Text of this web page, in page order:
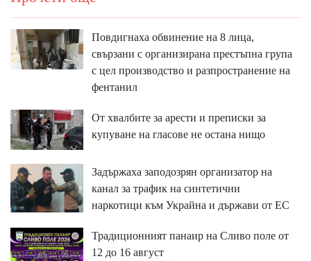
Повдигнаха обвинение на 8 лица,
свързани с организирана престъпна група
с цел производство и разпространение на
фентанил
От хвалбите за арести и преписки за
купуване на гласове не остана нищо
Задържаха заподозрян организатор на
канал за трафик на синтетични
наркотици към Украйна и държави от ЕС
Традиционният панаир на Сливо поле от
12 до 16 август